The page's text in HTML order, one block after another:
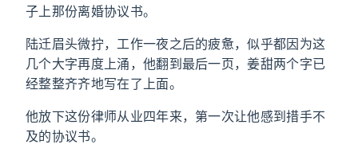
子上那份离婚协议书。
陆迁眉头微拧，工作一夜之后的疲惫，似乎都因为这
几个大字再度上涌，他翻到最后一页，姜甜两个字已
经整整齐齐地写在了上面。
他放下这份律师从业四年来，第一次让他感到措手不
及的协议书。